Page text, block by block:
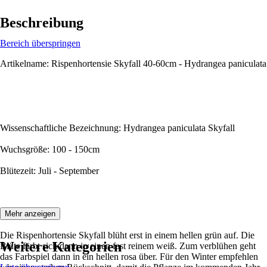
Beschreibung
Bereich überspringen
Artikelname: Rispenhortensie Skyfall 40-60cm - Hydrangea paniculata
Wissenschaftliche Bezeichnung: Hydrangea paniculata Skyfall
Wuchsgröße: 100 - 150cm
Blütezeit: Juli - September
Beschreibung:
Die Rispenhortensie Skyfall blüht erst in einem hellen grün auf. Die
Blüte färbt sich dann in einen fast reinem weiß. Zum verblühen geht
das Farbspiel dann in ein hellen rosa über. Für den Winter empfehlen
Mehr anzeigen
Weitere Kategorien